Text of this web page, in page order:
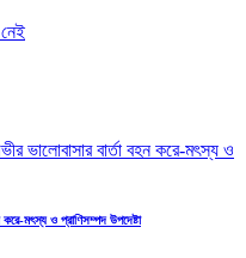
করে-মৎস্য ও প্রাণিসম্পদ উপদেষ্টা